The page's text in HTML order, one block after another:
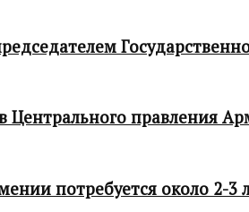
правления
потребуется около 2-3